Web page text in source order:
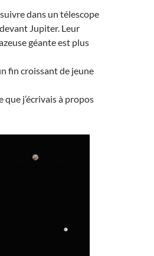
dans un télescope
devant Jupiter. Leur
géante est plus
fin croissant de jeune
que j’écrivais à propos